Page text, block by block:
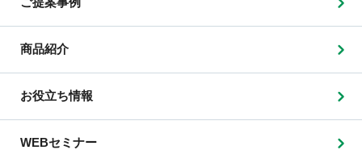
商品紹介
お役立ち情報
WEBセミナー